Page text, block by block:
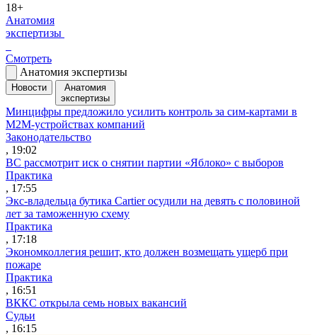
18+
Анатомия
экспертизы
Смотреть
Анатомия экспертизы
Новости
Анатомия
экспертизы
Минцифры предложило усилить контроль за сим-картами в
M2M-устройствах компаний
Законодательство
, 19:02
ВС рассмотрит иск о снятии партии «Яблоко» с выборов
Практика
, 17:55
Экс-владельца бутика Cartier осудили на девять с половиной
лет за таможенную схему
Практика
, 17:18
Экономколлегия решит, кто должен возмещать ущерб при
пожаре
Практика
, 16:51
ВККС открыла семь новых вакансий
Судьи
, 16:15